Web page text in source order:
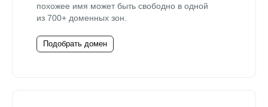
похожее имя может быть свободно в одной
из 700+ доменных зон.
Подобрать домен